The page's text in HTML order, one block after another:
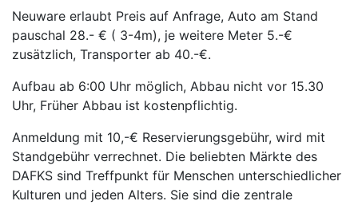
Neuware erlaubt Preis auf Anfrage, Auto am Stand
pauschal 28.- € ( 3-4m), je weitere Meter 5.-€
zusätzlich, Transporter ab 40.-€.
Aufbau ab 6:00 Uhr möglich, Abbau nicht vor 15.30
Uhr, Früher Abbau ist kostenpflichtig.
Anmeldung mit 10,-€ Reservierungsgebühr, wird mit
Standgebühr verrechnet. Die beliebten Märkte des
DAFKS sind Treffpunkt für Menschen unterschiedlicher
Kulturen und jeden Alters. Sie sind die zentrale